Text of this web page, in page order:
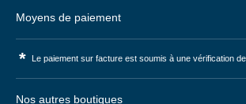
Moyens de paiement
* Le paiement sur facture est soumis à une vérification
Nos autres boutiques